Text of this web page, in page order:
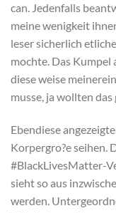
can. Jedenfalls
meine wenigkeit
leser sicherlich
mochte. Das
diese weise
musse, ja wollten
Ebendiese
Korpergro?e seihen.
#BlackLivesMatter-
sieht so aus
werden.